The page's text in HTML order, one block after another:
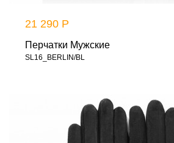
21 290 Р
Перчатки Мужские
SL16_BERLIN/BL